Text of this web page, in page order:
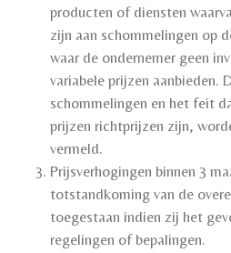
producten of diensten
zijn aan schommelingen op
waar de ondernemer geen
variabele prijzen aanbieden.
schommelingen en het feit
prijzen richtprijzen zijn,
vermeld.
Prijsverhogingen binnen 3
totstandkoming van de
toegestaan indien zij het
regelingen of bepalingen.